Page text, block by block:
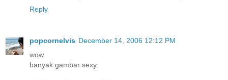
Reply
popcornelvis December 14, 2006 12:12 PM
wow
banyak gambar sexy.